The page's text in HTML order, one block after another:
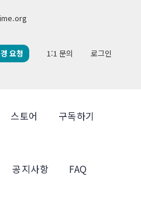
요청 1:1 문의
로그인
스토어 구독하기
공지사항 FAQ